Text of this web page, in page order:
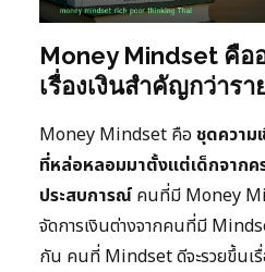
Money Mindset คือ
เรื่องเงินสำคัญกว่ารา
Money Mindset คือ ชุดความ
ที่หล่อหลอมมาตั้งแต่เด็กจากค
ประสบการณ์ คนที่มี Money
จัดการเงินต่างจากคนที่มี
กัน คนที่ Mindset ดีจะรวยขึ้นเ